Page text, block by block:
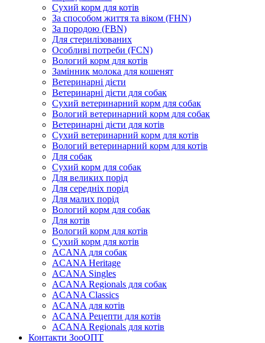
Сухий корм для котів
За способом життя та віком (FHN)
За породою (FBN)
Для стерилізованих
Особливі потреби (FCN)
Вологий корм для котів
Замінник молока для кошенят
Ветеринарні дієти
Ветеринарні дієти для собак
Сухий ветеринарний корм для собак
Вологий ветеринарний корм для собак
Ветеринарні дієти для котів
Сухий ветеринарний корм для котів
Вологий ветеринарний корм для котів
Для собак
Сухий корм для собак
Для великих порід
Для середніх порід
Для малих порід
Вологий корм для собак
Для котів
Вологий корм для котів
Сухий корм для котів
ACANA для собак
ACANA Heritage
ACANA Singles
ACANA Regionals для собак
ACANA Classics
ACANA для котів
ACANA Рецепти для котів
ACANA Regionals для котів
Контакти ЗооОПТ